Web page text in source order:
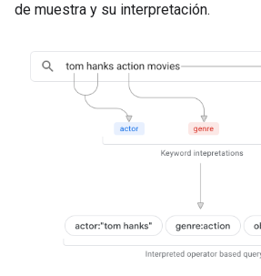
de muestra y su interpretación.